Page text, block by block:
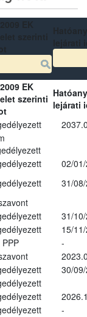
EK
szerinti lejárati
02/
31/
31/
15/
PPP
-
30/
-